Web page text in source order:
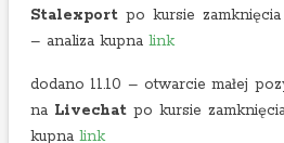
Stalexport po kursie zamknięcia
– analiza kupna link
dodano 11.10 – otwarcie małej
na Livechat po kursie
kupna link